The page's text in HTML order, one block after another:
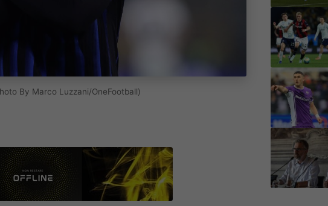
By Marco Luzzani/OneFootball)